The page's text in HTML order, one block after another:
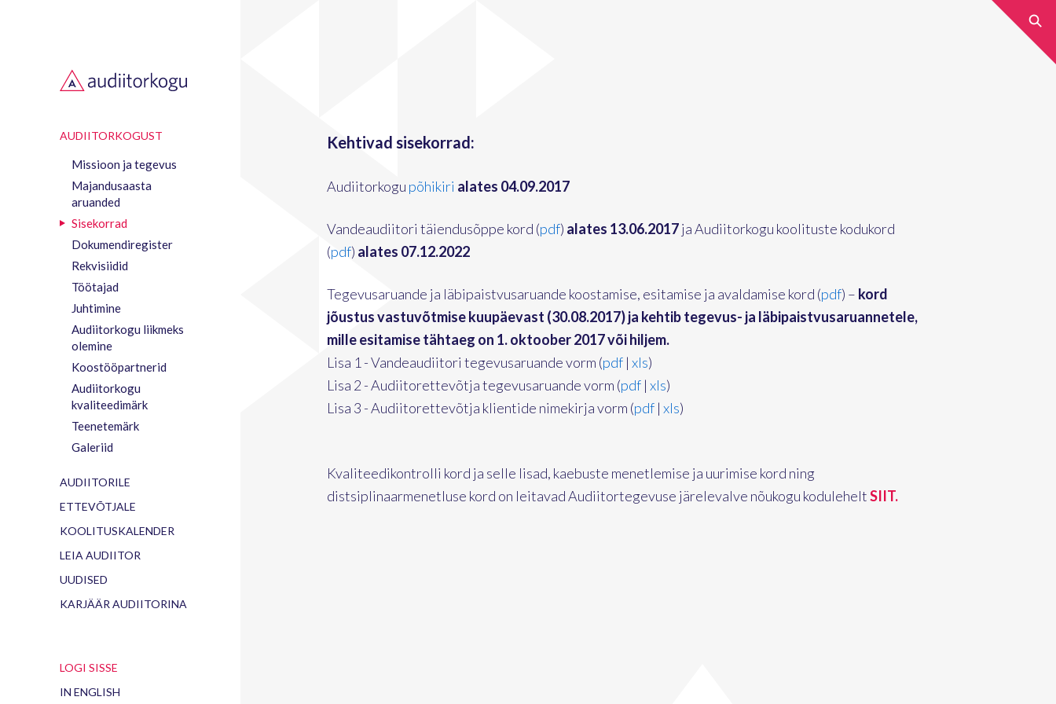
Kehtivad sisekorrad:
Audiitorkogu põhikiri alates 04.09.2017
Vandeaudiitori täiendusõppe kord (pdf) alates 13.06.2017ja Audiitorkogu koolituste kodukord
(pdf) alates 07.12.2022
Tegevusaruande ja läbipaistvusaruande koostamise, esitamise ja avaldamise kord (pdf) – kord
jõustus vastuvõtmise kuupäevast (30.08.2017) ja kehtib tegevus- ja läbipaistvusaruannetele,
mille esitamise tähtaeg on 1. oktoober 2017 või hiljem.
Lisa 1 - Vandeaudiitori tegevusaruande vorm (pdf |xls)
Lisa 2 - Audiitorettevõtja tegevusaruande vorm (pdf |xls)
Lisa 3 - Audiitorettevõtja klientide nimekirja vorm (pdf |xls)
Kvaliteedikontrolli kord ja selle lisad, kaebuste menetlemise ja uurimise kord ning
distsiplinaarmenetluse kord on leitavad Audiitortegevuse järelevalve nõukogu koduleheltSIIT.
AUDIITORKOGUST
Missioon ja tegevus
Majandusaasta
aruanded
Sisekorrad
Dokumendiregister
Rekvisiidid
Töötajad
Juhtimine
Audiitorkogu liikmeks
olemine
Koostööpartnerid
Audiitorkogu
kvaliteedimärk
Teenetemärk
Galeriid
AUDIITORILE
ETTEVÕTJALE
KOOLITUSKALENDER
LEIA AUDIITOR
UUDISED
KARJÄÄR AUDIITORINA
LOGI SISSE
IN ENGLISH